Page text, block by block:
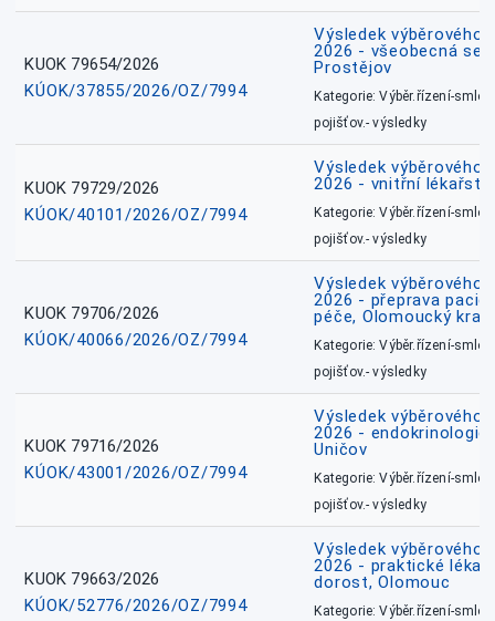
KUOK 79654/2026
KÚOK/37855/2026/OZ/7994
Výsledek výběrového
2026 - všeobecná
Prostějov
Kategorie: Výběr.řízení-
pojišťov.- výsledky
KUOK 79729/2026
KÚOK/40101/2026/OZ/7994
Výsledek výběrového
2026 - vnitřní
Kategorie: Výběr.řízení-
pojišťov.- výsledky
KUOK 79706/2026
KÚOK/40066/2026/OZ/7994
Výsledek výběrového
2026 - přeprava
péče, Olomoucký kraj
Kategorie: Výběr.řízení-
pojišťov.- výsledky
KUOK 79716/2026
KÚOK/43001/2026/OZ/7994
Výsledek výběrového
2026 - endokrinologie
Uničov
Kategorie: Výběr.řízení-
pojišťov.- výsledky
KUOK 79663/2026
KÚOK/52776/2026/OZ/7994
Výsledek výběrového
2026 - praktické
dorost, Olomouc
Kategorie: Výběr.řízení-